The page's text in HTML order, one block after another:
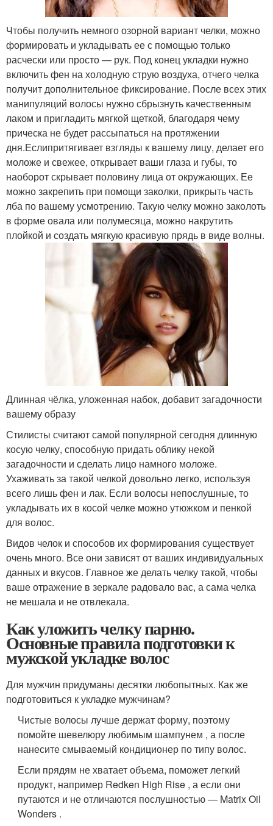
Чтобы получить немного озорной вариант челки, можно
формировать и укладывать ее с помощью только
расчески или просто — рук. Под конец укладки нужно
включить фен на холодную струю воздуха, отчего челка
получит дополнительное фиксирование. После всех этих
манипуляций волосы нужно сбрызнуть качественным
лаком и пригладить мягкой щеткой, благодаря чему
прическа не будет рассыпаться на протяжении
дня.Еслипритягивает взгляды к вашему лицу, делает его
моложе и свежее, открывает ваши глаза и губы, то
наоборот скрывает половину лица от окружающих. Ее
можно закрепить при помощи заколки, прикрыть часть
лба по вашему усмотрению. Такую челку можно заколоть
в форме овала или полумесяца, можно накрутить
плойкой и создать мягкую красивую прядь в виде волны.
Длинная чёлка, уложенная набок, добавит загадочности
вашему образу
Стилисты считают самой популярной сегодня длинную
косую челку, способную придать облику некой
загадочности и сделать лицо намного моложе.
Ухаживать за такой челкой довольно легко, используя
всего лишь фен и лак. Если волосы непослушные, то
укладывать их в косой челке можно утюжком и пенкой
для волос.
Видов челок и способов их формирования существует
очень много. Все они зависят от ваших индивидуальных
данных и вкусов. Главное же делать челку такой, чтобы
ваше отражение в зеркале радовало вас, а сама челка
не мешала и не отвлекала.
Как уложить челку парню.
Основные правила подготовки к
мужской укладке волос
Для мужчин придуманы десятки любопытных. Как же
подготовиться к укладке мужчинам?
Чистые волосы лучше держат форму, поэтому
помойте шевелюру любимым шампунем , а после
нанесите смываемый кондиционер по типу волос.
Если прядям не хватает объема, поможет легкий
продукт, например Redken High Rise , а если они
путаются и не отличаются послушностью — Matrix Oil
Wonders .